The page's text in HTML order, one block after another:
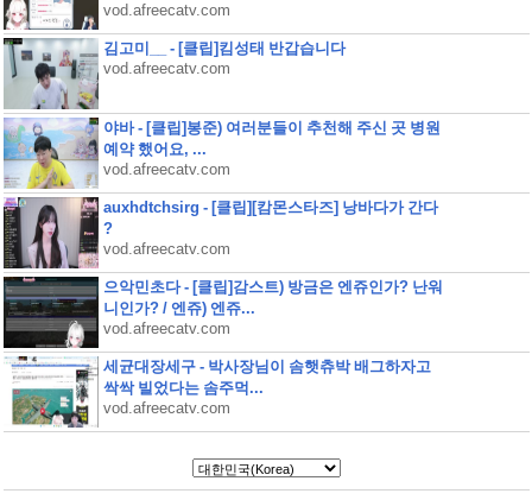
vod.afreecatv.com
김고미__ - [클립]킴성태 반갑습니다
vod.afreecatv.com
야바 - [클립]봉준) 여러분들이 추천해 주신 곳 병원
예약 했어요, ...
vod.afreecatv.com
auxhdtchsirg - [클립][캄몬스타즈] 낭바다가 간다
?
vod.afreecatv.com
으악민초다 - [클립]감스트) 방금은 엔쥬인가? 난워
니인가? / 엔쥬) 엔쥬...
vod.afreecatv.com
세균대장세구 - 박사장님이 솜햇츄박 배그하자고
싹싹 빌었다는 솜주먹...
vod.afreecatv.com